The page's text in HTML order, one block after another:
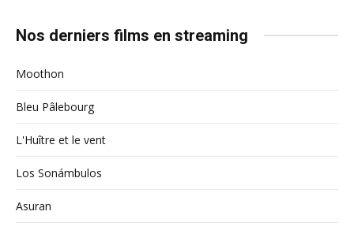
Nos derniers films en streaming
Moothon
Bleu Pâlebourg
L'Huître et le vent
Los Sonámbulos
Asuran